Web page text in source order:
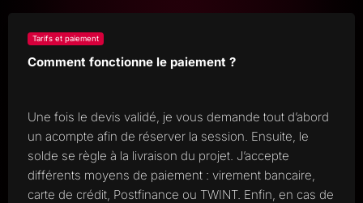
?
Tarifs et paiement
Comment fonctionne le paiement ?
Une fois le devis validé, je vous demande tout d’abord
un acompte afin de réserver la session. Ensuite, le
solde se règle à la livraison du projet. J’accepte
différents moyens de paiement : virement bancaire,
carte de crédit, Postfinance ou TWINT. Enfin, en cas de